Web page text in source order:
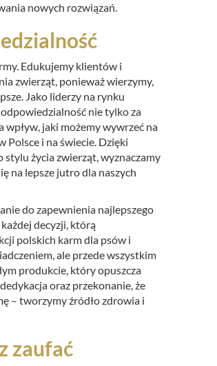
nowych rozwiązań.
Edukujemy klientów i
zwierząt, ponieważ wierzymy,
Jako liderzy na rynku
nie tylko za
jaki możemy wywrzeć na
i na świecie. Dzięki
życia zwierząt, wyznaczamy
na lepsze jutro dla naszych
do zapewnienia najlepszego
decyzji, którą
polskich karm dla psów i
ale przede wszystkim
produkcie, który opuszcza
oraz przekonanie, że
– tworzymy źródło zdrowia i
zaufać